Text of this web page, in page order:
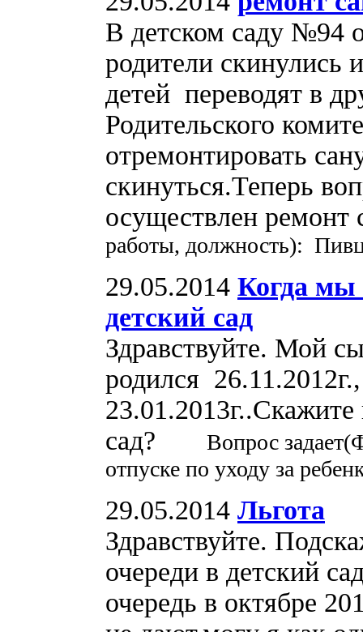
В детском саду №94
родители
детей переводят в
Родительского
отремонтировать
скинуться.Теперь
осуществлен ремонт
работы, должность):
29.05.2014 Когда мы
детский сад
Здравствуйте. Мой
родился
23.01.2013г..Скажите
сад? Вопрос
отпуске по уходу за
29.05.2014 Льгота
Здравствуйте.
очереди в детский
очередь в октябре